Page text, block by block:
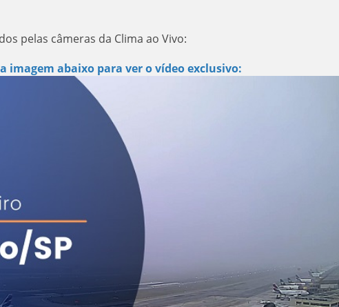
pelas câmeras da Clima ao Vivo:
imagem abaixo para ver o vídeo exclusivo: